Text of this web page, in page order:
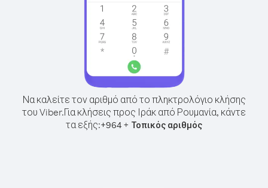
Να καλείτε τον αριθμό από το πληκτρολόγιο κλήσης
του Viber.Για κλήσεις προς Ιράκ από Ρουμανία, κάντε
τα εξής:+964 + Τοπικός αριθμός